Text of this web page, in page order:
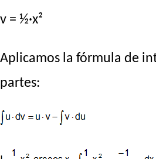
v = ½·x²
Aplicamos la fórmula de
partes: